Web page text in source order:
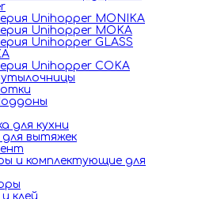
Unihopper MONIKA
Unihopper MOKA
Unihopper GLASS
Unihopper COKA
для кухни
вытяжек
и комплектующие для
клей